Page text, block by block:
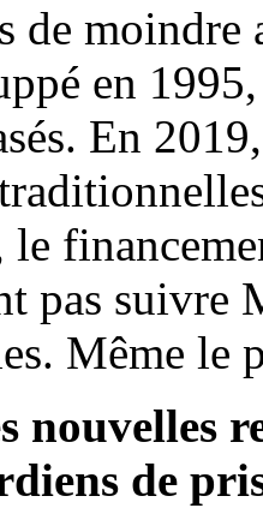
de moindre
en
En
le
pas suivre
Même le
nouvelles
de